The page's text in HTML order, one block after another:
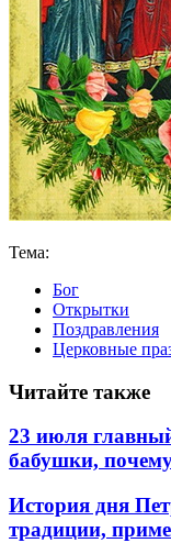
Тема:
Бог
Открытки
Поздравления
Церковные
Читайте также
23 июля
бабушки,
История дня
традиции,